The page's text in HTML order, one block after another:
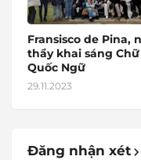
Fransisco de Pina,
thầy khai sáng Chữ
Quốc Ngữ
29.11.2023
Đăng nhận xét